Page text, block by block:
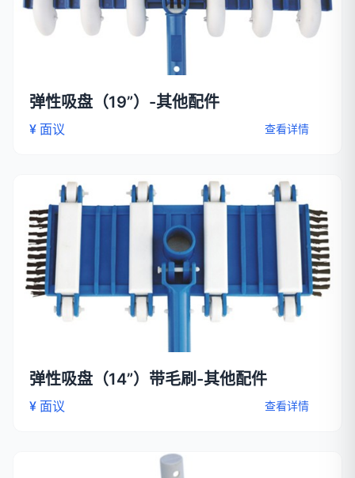
弹性吸盘（19”）-其他配件
¥ 面议 查看详情
弹性吸盘（14”）带毛刷-其他配件
¥ 面议 查看详情